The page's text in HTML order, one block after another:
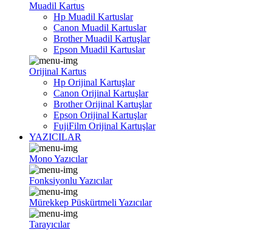
Muadil Kartus
Hp Muadil Kartuslar
Canon Muadil Kartuslar
Brother Muadil Kartuşlar
Epson Muadil Kartuslar
Orijinal Kartus
Hp Orijinal Kartuşlar
Canon Orijinal Kartuşlar
Brother Orijinal Kartuşlar
Epson Orijinal Kartuşlar
FujiFilm Orijinal Kartuşlar
YAZICILAR
Mono Yazıcılar
Fonksiyonlu Yazıcılar
Mürekkep Püskürtmeli Yazıcılar
Tarayıcılar